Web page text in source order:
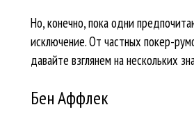
Но, конечно, пока одни
исключение. От частных покер-
давайте взглянем на нескольких
Бен Аффлек